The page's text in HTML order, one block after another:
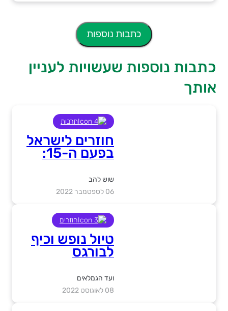
כתבות נוספות
כתבות נוספות שעשויות לעניין
אותך
חוזרים לישראל
בפעם ה-15:
אייפמן במופע
חדש ומסקרן!
שוש להב
06 לספטמבר 2022
תרבות
טיול נופש וכיף
לבורגס
ועד הגמלאים
08 לאוגוסט 2022
חוזרים